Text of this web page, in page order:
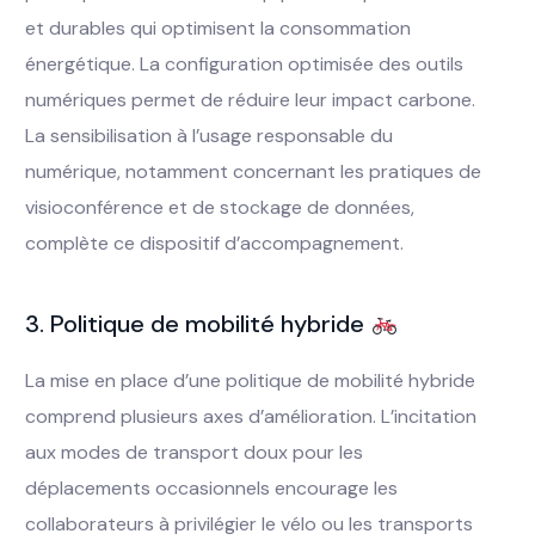
et durables qui optimisent la consommation
énergétique. La configuration optimisée des outils
numériques permet de réduire leur impact carbone.
La sensibilisation à l’usage responsable du
numérique, notamment concernant les pratiques de
visioconférence et de stockage de données,
complète ce dispositif d’accompagnement.
3. Politique de mobilité hybride
La mise en place d’une politique de mobilité hybride
comprend plusieurs axes d’amélioration. L’incitation
aux modes de transport doux pour les
déplacements occasionnels encourage les
collaborateurs à privilégier le vélo ou les transports